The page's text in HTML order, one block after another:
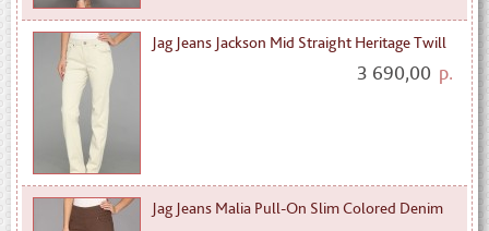
Jag Jeans Jackson Mid Straight Heritage Twill
3 690,00 р.
Jag Jeans Malia Pull-On Slim Colored Denim